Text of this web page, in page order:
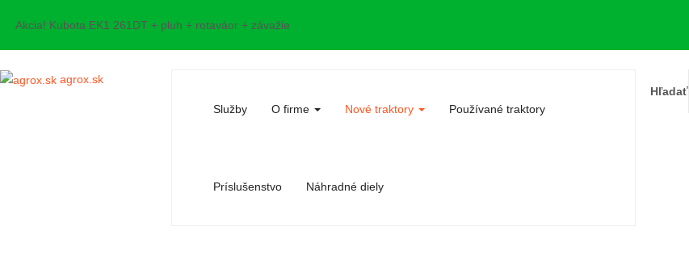
Akcia! Kubota EK1 261DT + pluh + rotaváor + závažie
agrox.sk
Služby O firme Nové traktory Používané traktory
Príslušenstvo Náhradné diely
Hľadať